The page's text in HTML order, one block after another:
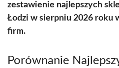
zestawienie najlepszych
Łodzi w sierpniu 2026 roku
firm.
Porównanie